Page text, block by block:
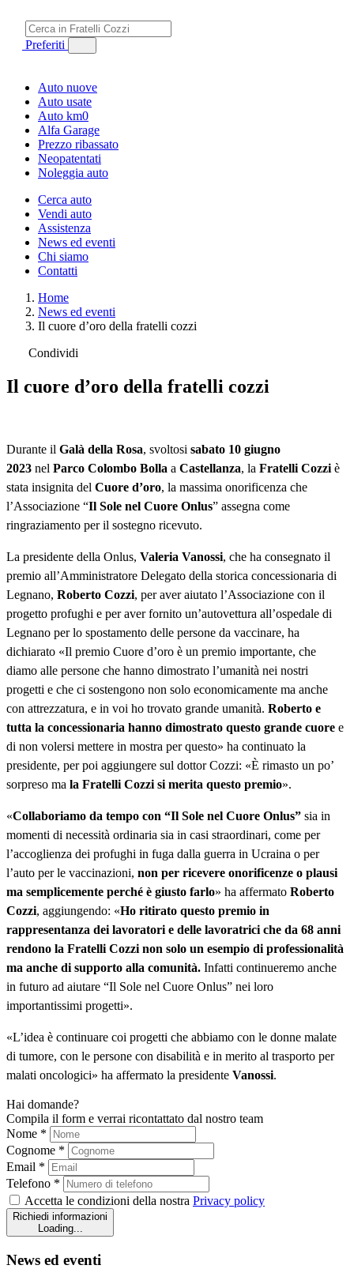
Preferiti
Auto nuove
Auto usate
Auto km0
Alfa Garage
Prezzo ribassato
Neopatentati
Noleggia auto
Cerca auto
Vendi auto
Assistenza
News ed eventi
Chi siamo
Contatti
Home
News ed eventi
Il cuore d’oro della fratelli cozzi
Condividi
Il cuore d’oro della fratelli cozzi
Durante il Galà della Rosa, svoltosi sabato 10 giugno
2023 nel Parco Colombo Bolla a Castellanza, la Fratelli Cozzi è
stata insignita del Cuore d’oro, la massima onorificenza che
l’Associazione “Il Sole nel Cuore Onlus” assegna come
ringraziamento per il sostegno ricevuto.
La presidente della Onlus, Valeria Vanossi, che ha consegnato il
premio all’Amministratore Delegato della storica concessionaria di
Legnano, Roberto Cozzi, per aver aiutato l’Associazione con il
progetto profughi e per aver fornito un’autovettura all’ospedale di
Legnano per lo spostamento delle persone da vaccinare, ha
dichiarato «Il premio Cuore d’oro è un premio importante, che
diamo alle persone che hanno dimostrato l’umanità nei nostri
progetti e che ci sostengono non solo economicamente ma anche
con attrezzatura, e in voi ho trovato grande umanità. Roberto e
tutta la concessionaria hanno dimostrato questo grande cuore e
di non volersi mettere in mostra per questo» ha continuato la
presidente, per poi aggiungere sul dottor Cozzi: «È rimasto un po’
sorpreso ma la Fratelli Cozzi si merita questo premio».
«Collaboriamo da tempo con “Il Sole nel Cuore Onlus” sia in
momenti di necessità ordinaria sia in casi straordinari, come per
l’accoglienza dei profughi in fuga dalla guerra in Ucraina o per
l’auto per le vaccinazioni, non per ricevere onorificenze o plausi
ma semplicemente perché è giusto farlo» ha affermato Roberto
Cozzi, aggiungendo: «Ho ritirato questo premio in
rappresentanza dei lavoratori e delle lavoratrici che da 68 anni
rendono la Fratelli Cozzi non solo un esempio di professionalità
ma anche di supporto alla comunità. Infatti continueremo anche
in futuro ad aiutare “Il Sole nel Cuore Onlus” nei loro
importantissimi progetti».
«L’idea è continuare coi progetti che abbiamo con le donne malate
di tumore, con le persone con disabilità e in merito al trasporto per
malati oncologici» ha affermato la presidente Vanossi.
Hai domande?
Compila il form e verrai ricontattato dal nostro team
Nome *
Cognome *
Email *
Telefono *
Accetta le condizioni della nostra Privacy policy
Richiedi informazioni
Loading...
News ed eventi